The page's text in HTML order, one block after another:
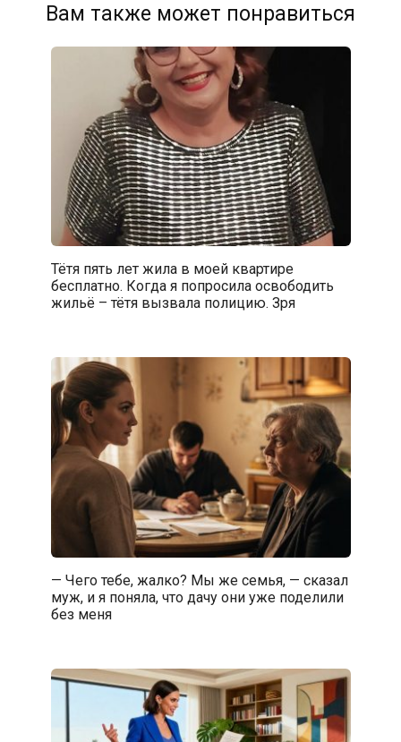
Вам также может понравиться
Тётя пять лет жила в моей квартире
бесплатно. Когда я попросила освободить
жильё – тётя вызвала полицию. Зря
— Чего тебе, жалко? Мы же семья, — сказал
муж, и я поняла, что дачу они уже поделили
без меня